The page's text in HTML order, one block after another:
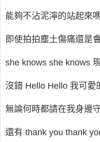
能夠不沾泥濘的站起來
即使拍拍塵土傷痛還是
she knows she knows
沒錯 Hello Hello 我可愛
無論何時都請在我身邊
還有 thank you thank